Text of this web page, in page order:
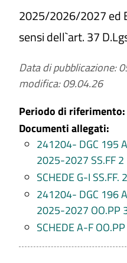
2025/2026/2027 ed
sensi dell`art. 37
Data di pubblicazione:
modifica: 09.04.26
Periodo di riferimento:
Documenti allegati:
241204- DGC 195
2025-2027 SS.FF 2
SCHEDE G-I
241204- DGC 196
2025-2027 OO.PP
SCHEDE A-F